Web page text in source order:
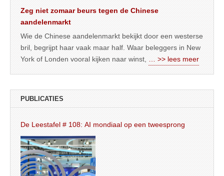
Zeg niet zomaar beurs tegen de Chinese
aandelenmarkt
Wie de Chinese aandelenmarkt bekijkt door een westerse
bril, begrijpt haar vaak maar half. Waar beleggers in New
York of Londen vooral kijken naar winst,
… >> lees meer
PUBLICATIES
De Leestafel # 108: AI mondiaal op een tweesprong